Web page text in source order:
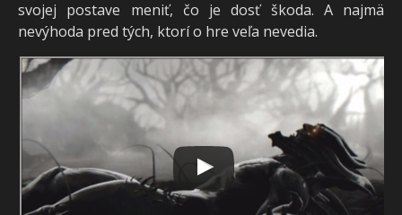
svojej postave meniť, čo je dosť škoda. A najmä
nevýhoda pred tých, ktorí o hre veľa nevedia.